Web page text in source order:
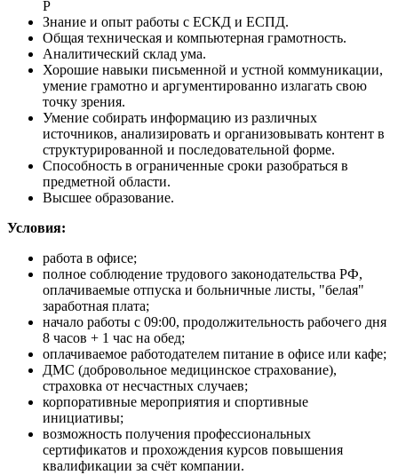
Р
Знание и опыт работы с ЕСКД и ЕСПД.
Общая техническая и компьютерная грамотность.
Аналитический склад ума.
Хорошие навыки письменной и устной коммуникации,
умение грамотно и аргументированно излагать свою
точку зрения.
Умение собирать информацию из различных
источников, анализировать и организовывать контент в
структурированной и последовательной форме.
Способность в ограниченные сроки разобраться в
предметной области.
Высшее образование.
Условия:
работа в офисе;
полное соблюдение трудового законодательства РФ,
оплачиваемые отпуска и больничные листы, "белая"
заработная плата;
начало работы с 09:00, продолжительность рабочего дня
8 часов + 1 час на обед;
оплачиваемое работодателем питание в офисе или кафе;
ДМС (добровольное медицинское страхование),
страховка от несчастных случаев;
корпоративные мероприятия и спортивные
инициативы;
возможность получения профессиональных
сертификатов и прохождения курсов повышения
квалификации за счёт компании.